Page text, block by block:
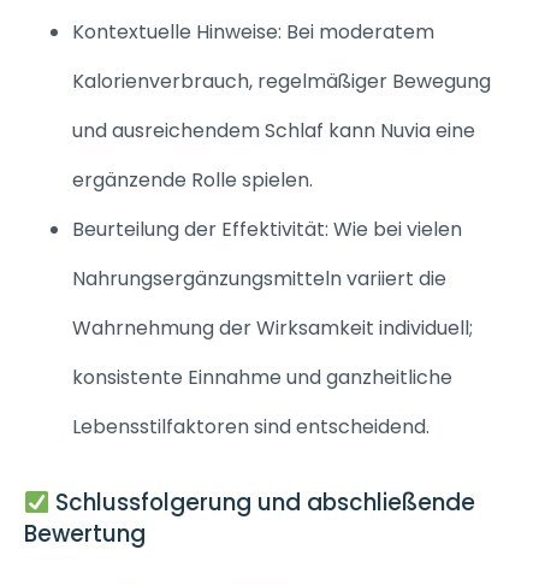
Kontextuelle Hinweise: Bei moderatem
Kalorienverbrauch, regelmäßiger Bewegung
und ausreichendem Schlaf kann Nuvia eine
ergänzende Rolle spielen.
Beurteilung der Effektivität: Wie bei vielen
Nahrungsergänzungsmitteln variiert die
Wahrnehmung der Wirksamkeit individuell;
konsistente Einnahme und ganzheitliche
Lebensstilfaktoren sind entscheidend.
Schlussfolgerung und abschließende
Bewertung